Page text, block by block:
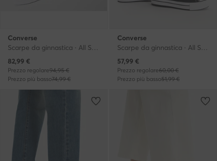
Converse
Scarpe da ginnastica · All Star · Bianco
Prezzo attuale
82,99 €
Prezzo regolare94,95 €
Prezzo più basso74,99 €
Converse
Scarpe da ginnastica · All Star · Nero
Prezzo attuale
57,99 €
Prezzo regolare60,00 €
Prezzo più basso51,99 €